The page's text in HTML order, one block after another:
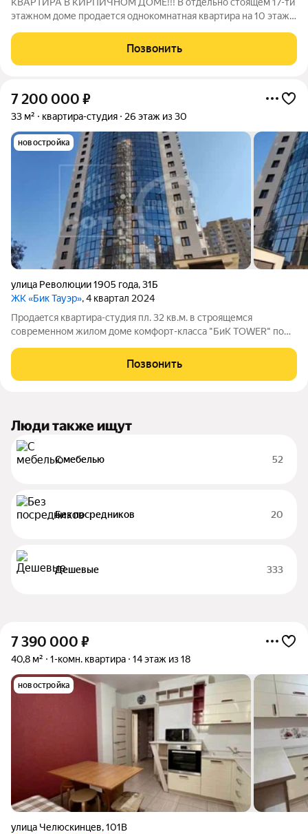
этажном доме продается однокомнатная квартира на 10 этаже.
шумоизоляция Из окон вид во двор,солнечная сторона.В доме
есть пассажирский и грузовой
Позвонить
7 200 000 ₽
33 м² квартира-студия 26 этаж из 30
новостройка
улица Революции 1905 года,31Б
ЖК «Бик Тауэр», 4 квартал 2024
Прoдаeтся квapтира-студия пл. 32 кв.м. в стрoящемcя
сoвременнoм жилoм доме комфорт-клaccа "БиК ТОWЕR" пo
службой конcьeржей . Двopoвая тeppитoрия дoма будeт
прилегaть к нoвому cпoртивному
Позвонить
Люди также ищут
С мебелью 52
Без посредников 20
Дешевые 333
7 390 000 ₽
40,8 м² 1-комн. квартира 14 этаж из 18
новостройка
улица Челюскинцев,101В